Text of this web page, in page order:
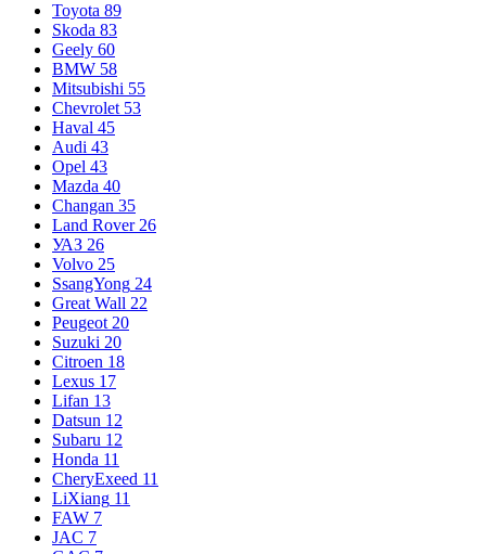
Toyota 89
Skoda 83
Geely 60
BMW 58
Mitsubishi 55
Chevrolet 53
Haval 45
Audi 43
Opel 43
Mazda 40
Changan 35
Land Rover 26
УАЗ 26
Volvo 25
SsangYong 24
Great Wall 22
Peugeot 20
Suzuki 20
Citroen 18
Lexus 17
Lifan 13
Datsun 12
Subaru 12
Honda 11
CheryExeed 11
LiXiang 11
FAW 7
JAC 7